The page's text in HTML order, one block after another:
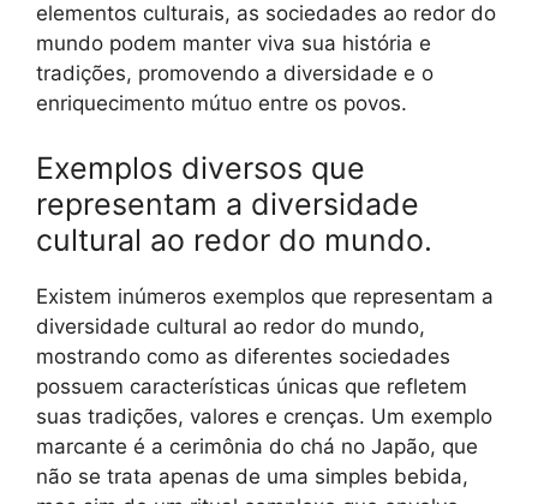
elementos culturais, as sociedades ao redor do
mundo podem manter viva sua história e
tradições, promovendo a diversidade e o
enriquecimento mútuo entre os povos.
Exemplos diversos que
representam a diversidade
cultural ao redor do mundo.
Existem inúmeros exemplos que representam a
diversidade cultural ao redor do mundo,
mostrando como as diferentes sociedades
possuem características únicas que refletem
suas tradições, valores e crenças. Um exemplo
marcante é a cerimônia do chá no Japão, que
não se trata apenas de uma simples bebida,